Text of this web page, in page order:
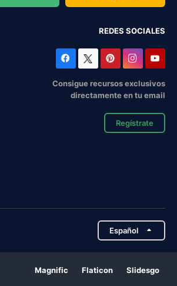
REDES SOCIALES
Consigue recursos exclusivos
directamente en tu email
Regístrate
Español
Magnific Flaticon Slidesgo